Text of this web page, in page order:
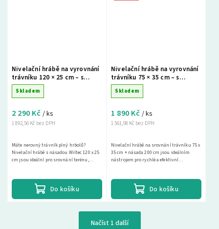
Nivelační hrábě na vyrovnání
trávníku 120 × 25 cm – s
násadou 200 cm, hliníkové
Skladem
1 892,56 Kč bez DPH
2 290 Kč / ks
Do košíku
Máte nerovný trávník plný hrbolů?
Nivelační hrábě s násadou Wiltec 120 x 25
cm jsou ideální pro srovnání terénu,
Nivelační hrábě na vyrovnání
trávníku 75 × 35 cm – s
násadou 200 cm, zelené
Skladem
1 561,98 Kč bez DPH
1 890 Kč / ks
Do košíku
Nivelační hrábě na srovnání trávníku 75 x
35 cm + násada 200 cm jsou ideálním
nástrojem pro rychlé a efektivní
Načíst 1 další